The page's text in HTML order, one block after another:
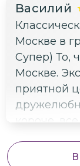
Василий
Москве в
Супер) То,
Москве.
приятной
короче,